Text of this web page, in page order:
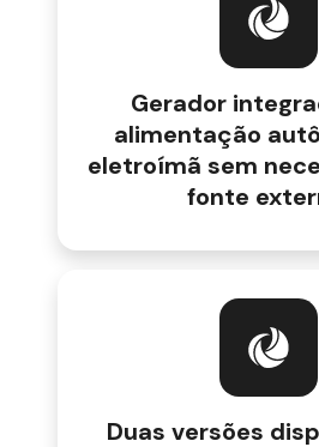
Gerador
alimentação
eletroímã sem
fonte
Duas versões